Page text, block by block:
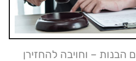
– וחויבה להחזירן